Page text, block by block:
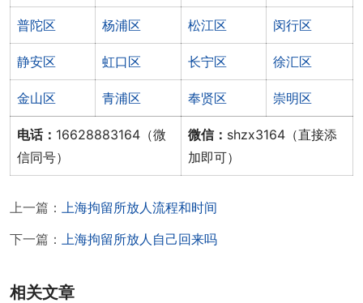
普陀区 杨浦区 松江区 闵行区
静安区 虹口区 长宁区 徐汇区
金山区 青浦区 奉贤区 崇明区
电话： 16628883164（微
信同号）
微信： shzx3164（直接添
加即可）
上一篇：
上海拘留所放人流程和时间
下一篇：
上海拘留所放人自己回来吗
相关文章